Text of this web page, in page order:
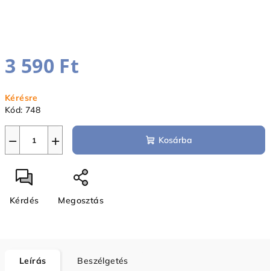
3 590 Ft
Kérésre
Kód: 748
+
− Kosárba
Kérdés Megosztás
Leírás Beszélgetés